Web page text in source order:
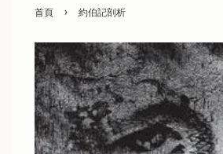
首頁 › 約伯記剖析